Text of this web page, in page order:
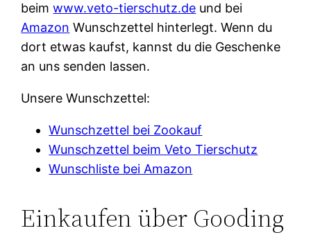
beimwww.veto-tierschutz.de und bei
Amazon Wunschzettel hinterlegt. Wenn du
dort etwas kaufst, kannst du die Geschenke
an uns senden lassen.
Unsere Wunschzettel:
Wunschzettel bei Zookauf
Wunschzettel beim Veto Tierschutz
Wunschliste bei Amazon
Einkaufen über Gooding